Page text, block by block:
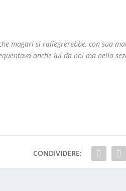
magari si rallegrerebbe, con sua
anche lui da noi ma nella
CONDIVIDERE: